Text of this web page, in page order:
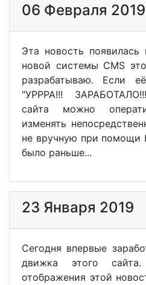
06 Февраля 2019
Эта новость появилась
новой системы CMS
разрабатываю. Если
"УРРРА!!!
сайта можно
изменять
не вручную при помощи
было раньше...
23 Января 2019
Сегодня впервые
движка этого
отображения этой